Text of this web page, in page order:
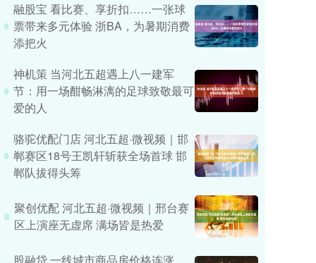
融股宝 看比赛、享折扣……一张球
票带来多元体验 浙BA，为暑期消费
添把火
神机策 当河北五超遇上八一建军
节：用一场酣畅淋漓的足球致敬最可
爱的人
骆驼优配门店 河北五超·微视频｜邯
郸赛区18号王凯轩斩获全场首球 邯
郸队拔得头筹
聚创优配 河北五超·微视频｜邢台赛
区上演座无虚席 满场皆是热爱